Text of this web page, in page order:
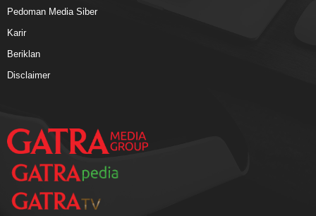
Pedoman Media Siber
Karir
Beriklan
Disclaimer